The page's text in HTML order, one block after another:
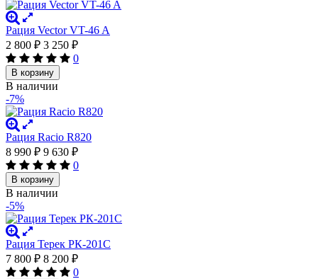
Рация Vector VT-46 A
2 800 ₽ 3 250 ₽
0
В корзину
В наличии
-7%
Рация Racio R820
8 990 ₽ 9 630 ₽
0
В корзину
В наличии
-5%
Рация Терек РК-201С
7 800 ₽ 8 200 ₽
0